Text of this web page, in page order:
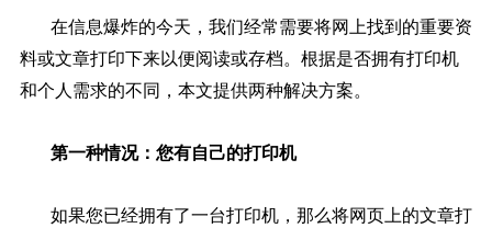
在信息爆炸的今天，我们经常需要将网上找到的重要资
料或文章打印下来以便阅读或存档。根据是否拥有打印机
和个人需求的不同，本文提供两种解决方案。
第一种情况：您有自己的打印机
如果您已经拥有了一台打印机，那么将网页上的文章打